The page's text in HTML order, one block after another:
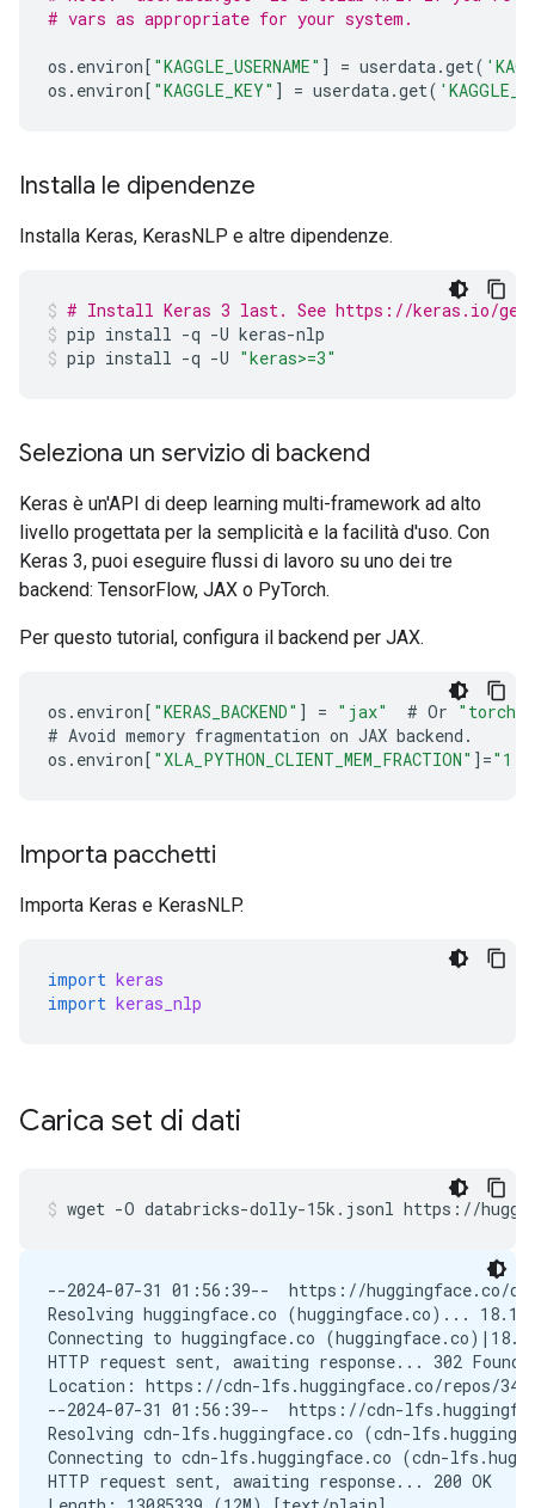
# vars as appropriate for your system.
os . environ[ "KAGGLE_USERNAME" ] = userdata.get(
os . environ[ "KAGGLE_KEY" ] = userdata.get(
Installa le dipendenze
Installa Keras, KerasNLP e altre dipendenze.
# Install Keras 3 last. See https://keras.io/
pip install -q -U keras-nlp
pip install -q -U "keras>=3"
Seleziona un servizio di backend
Keras è un'API di deep learning multi-framework ad alto
livello progettata per la semplicità e la facilità d'uso. Con
Keras 3, puoi eseguire flussi di lavoro su uno dei tre
backend: TensorFlow, JAX o PyTorch.
Per questo tutorial, configura il backend per JAX.
os . environ[ "KERAS_BACKEND" ] = "jax" # Or "torch"
# Avoid memory fragmentation on JAX backend .
os . environ[ "XLA_PYTHON_CLIENT_MEM_FRACTION" ] =
Importa pacchetti
Importa Keras e KerasNLP.
import keras
import keras_nlp
Carica set di dati
wget -O databricks-dolly-15k.jsonl https://
--2024-07-31 01:56:39--  https://huggingface.co/
Resolving huggingface.co (huggingface.co)...
Connecting to huggingface.co
HTTP request sent, awaiting response... 302 Found
Location: https://cdn-lfs.huggingface.co/repos/34/ac/
--2024-07-31 01:56:39--  https://cdn-lfs.huggingface.co/
Resolving cdn-lfs.huggingface.co (cdn-
Connecting to cdn-lfs.huggingface.co (cdn-
HTTP request sent, awaiting response... 200 OK